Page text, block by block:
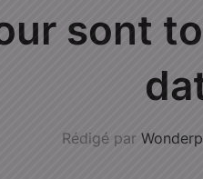
sont
Rédigé par